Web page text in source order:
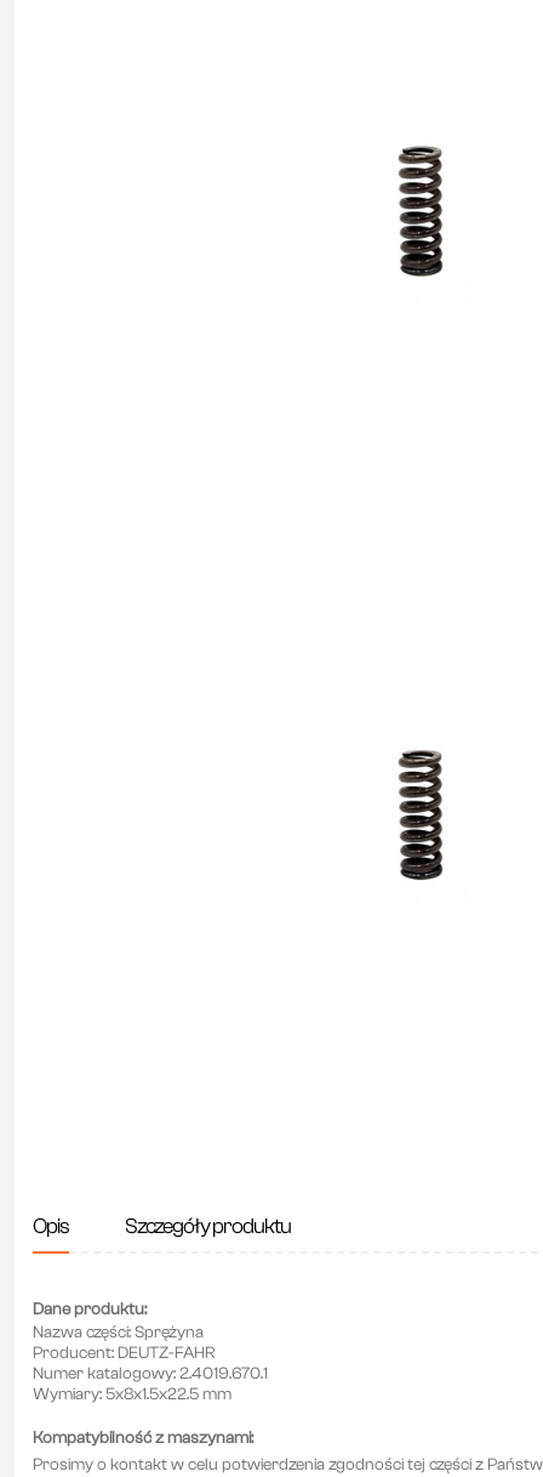
Opis Szczegóły produktu
Dane produktu:
Nazwa części:Sprężyna
Producent: DEUTZ-FAHR
Numer katalogowy:2.4019.670.1
Wymiary:5x8x1.5x22.5 mm
Kompatybilność z maszynami:
Prosimy o kontakt w celu potwierdzenia zgodności tej części z